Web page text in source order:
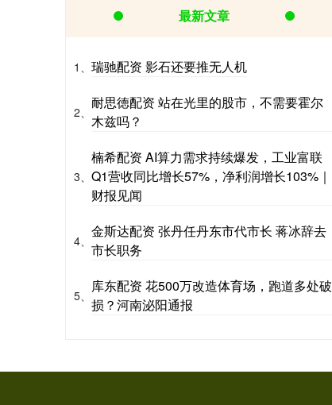
最新文章
1、 瑞驰配资 影石还要推无人机
2、
耐思徳配资 站在光里的股市，不需要霍尔
木兹吗？
3、
楠希配资 AI算力需求持续爆发，工业富联
Q1营收同比增长57%，净利润增长103%｜
财报见闻
4、
金斯达配资 张丹任丹东市代市长 蒋冰辞去
市长职务
5、
库东配资 花500万改造体育场，跑道多处破
损？河南泌阳通报